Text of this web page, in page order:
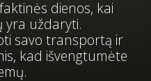
dienos, kai
yra uždaryti.
savo transportą ir
kad išvengtumėte